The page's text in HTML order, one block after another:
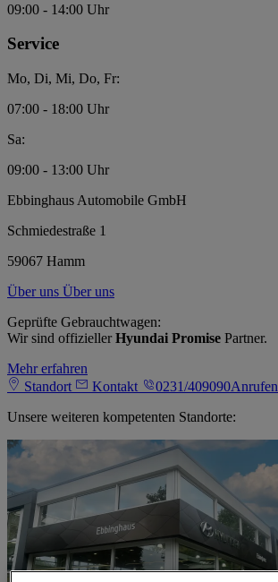
09:00 - 14:00 Uhr
Service
Mo, Di, Mi, Do, Fr:
07:00 - 18:00 Uhr
Sa:
09:00 - 13:00 Uhr
Ebbinghaus Automobile GmbH
Schmiedestraße 1
59067 Hamm
Über uns Über uns
Geprüfte Gebrauchtwagen:
Wir sind offiziellerHyundai Promise Partner.
Mehr erfahren
Standort
Kontakt 0231/409090Anrufen
Unsere weiteren kompetenten Standorte: